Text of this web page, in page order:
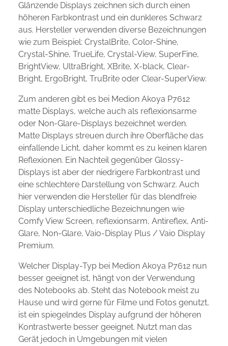
Glänzende Displays zeichnen sich durch einen
höheren Farbkontrast und ein dunkleres Schwarz
aus. Hersteller verwenden diverse Bezeichnungen
wie zum Beispiel: CrystalBrite, Color-Shine,
Crystal-Shine, TrueLife, Crystal-View, SuperFine,
BrightView, UltraBright, XBrite, X-black, Clear-
Bright, ErgoBright, TruBrite oder Clear-SuperView.
Zum anderen gibt es bei Medion Akoya P7612
matte Displays, welche auch als reflexionsarme
oder Non-Glare-Displays bezeichnet werden.
Matte Displays streuen durch ihre Oberfläche das
einfallende Licht, daher kommt es zu keinen klaren
Reflexionen. Ein Nachteil gegenüber Glossy-
Displays ist aber der niedrigere Farbkontrast und
eine schlechtere Darstellung von Schwarz. Auch
hier verwenden die Hersteller für das blendfreie
Display unterschiedliche Bezeichnungen wie
Comfy View Screen, reflexionsarm, Antireflex, Anti-
Glare, Non-Glare, Vaio-Display Plus / Vaio Display
Premium.
Welcher Display-Typ bei Medion Akoya P7612 nun
besser geeignet ist, hängt von der Verwendung
des Notebooks ab. Steht das Notebook meist zu
Hause und wird gerne für Filme und Fotos genutzt,
ist ein spiegelndes Display aufgrund der höheren
Kontrastwerte besser geeignet. Nutzt man das
Gerät jedoch in Umgebungen mit vielen